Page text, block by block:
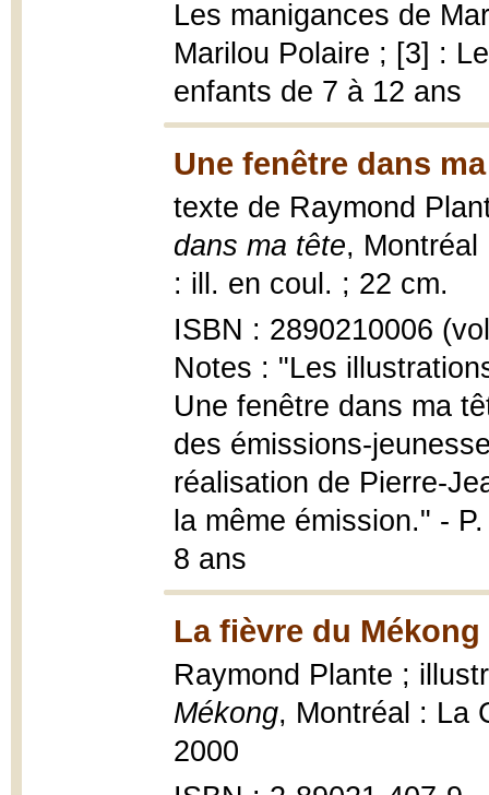
Les manigances de
Marilou Polaire ; [3] :
enfants de 7 à 12 ans
Une fenêtre dans
texte de Raymond
dans ma tête,
: ill. en coul. ; 22 cm.
ISBN : 2890210006
Notes : "Les
Une fenêtre dans ma
des émissions-
réalisation de Pierre-
la même émission." -
8 ans
La fièvre du Mékong
Raymond Plante ;
Mékong, Montréal : La
2000